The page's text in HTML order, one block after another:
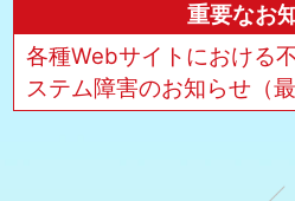
重要なお
各種Webサイトにおける
ステム障害のお知らせ（